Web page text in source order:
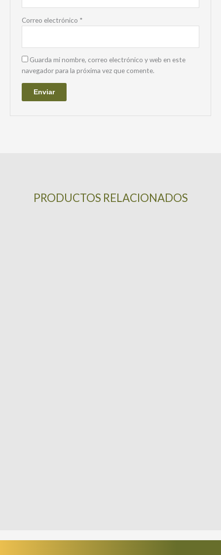
Correo electrónico *
Guarda mi nombre, correo electrónico y web en este
navegador para la próxima vez que comente.
PRODUCTOS RELACIONADOS